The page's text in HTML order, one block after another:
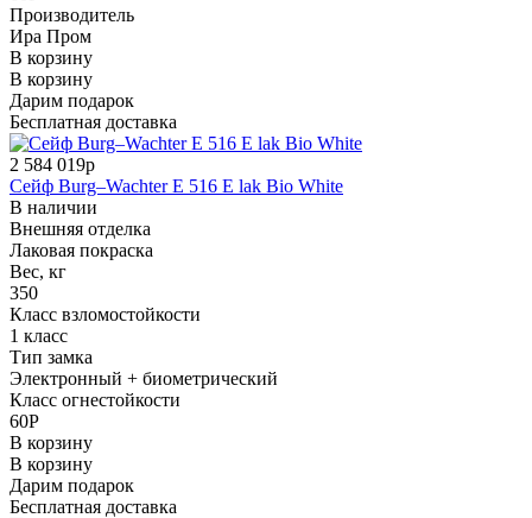
Производитель
Ира Пром
В корзину
В корзину
Дарим подарок
Бесплатная доставка
2 584 019р
Сейф Burg–Wachter E 516 E lak Bio White
В наличии
Внешняя отделка
Лаковая покраска
Вес, кг
350
Класс взломостойкости
1 класс
Тип замка
Электронный + биометрический
Класс огнестойкости
60P
В корзину
В корзину
Дарим подарок
Бесплатная доставка